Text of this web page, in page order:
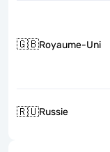
🇬🇧Royaume-Uni
🇷🇺Russie